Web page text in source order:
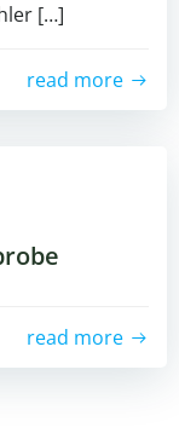
[…]
read more
read more